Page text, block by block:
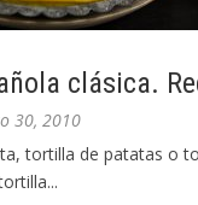
clásica.
30, 2010
tortilla de patatas o